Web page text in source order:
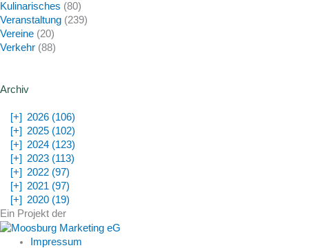
Kulinarisches (80)
Veranstaltung (239)
Vereine (20)
Verkehr (88)
Archiv
[+] 2026 (106)
[+] 2025 (102)
[+] 2024 (123)
[+] 2023 (113)
[+] 2022 (97)
[+] 2021 (97)
[+] 2020 (19)
Ein Projekt der
Impressum